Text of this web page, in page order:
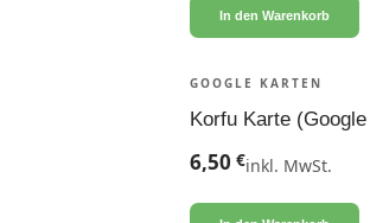
In den Warenkorb
GOOGLE KARTEN
Korfu Karte
6,50 €inkl. MwSt.